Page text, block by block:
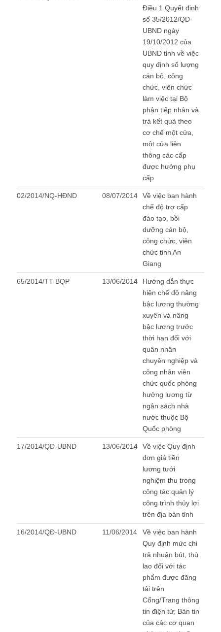
Điều 1 Quyết định
số 35/2012/QĐ-
UBND ngày
19/10/2012 của
UBND tỉnh về việc
quy định số lượng
cán bộ, công
chức, viên chức
làm việc tại Bộ
phận tiếp nhận và
trả kết quả theo
cơ chế một cửa,
một cửa liên
thông các cấp
được hưởng phụ
cấp
02/2014/NQ-HĐND 08/07/2014
Về việc ban hành
chế độ trợ cấp
đào tạo, bồi
dưỡng cán bộ,
công chức, viên
chức tỉnh An
Giang
65/2014/TT-BQP 13/06/2014
Hướng dẫn thực
hiện chế độ nâng
bậc lương thường
xuyên và nâng
bậc lương trước
thời hạn đối với
quân nhân
chuyên nghiệp và
công nhân viên
chức quốc phòng
hưởng lương từ
ngân sách nhà
nước thuộc Bộ
Quốc phòng
17/2014/QĐ-UBND 13/06/2014
Về việc Quy định
đơn giá tiền
lương tưới
nghiệm thu trong
công tác quản lý
công trình thủy lợi
trên địa bàn tỉnh
16/2014/QĐ-UBND 11/06/2014
Về việc ban hành
Quy định mức chi
trả nhuận bút, thù
lao đối với tác
phẩm được đăng
tải trên
Cổng/Trang thông
tin điện tử; Bản tin
của các cơ quan